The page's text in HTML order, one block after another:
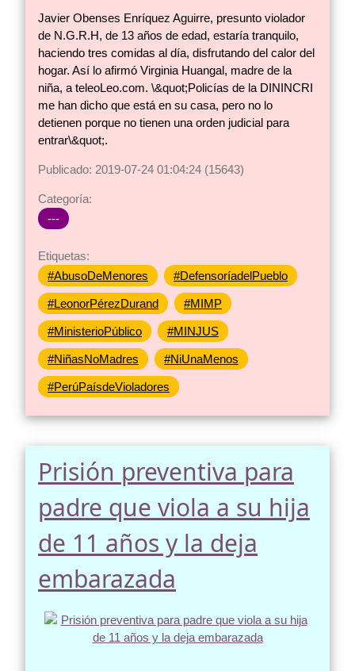
Javier Obenses Enríquez Aguirre, presunto violador
de N.G.R.H, de 13 años de edad, estaría tranquilo,
haciendo tres comidas al día, disfrutando del calor del
hogar. Así lo afirmó Virginia Huangal, madre de la
niña, a teleoLeo.com. \&quot;Policías de la DININCRI
me han dicho que está en su casa, pero no lo
detienen porque no tienen una orden judicial para
entrar\&quot;.
Publicado: 2019-07-24 01:04:24 (15643)
Categoría:
---
Etiquetas:
#AbusoDeMenores
#DefensoríadelPueblo
#LeonorPérezDurand #MIMP
#MinisterioPúblico #MINJUS
#NiñasNoMadres #NiUnaMenos
#PerúPaísdeVioladores
Prisión preventiva para
padre que viola a su hija
de 11 años y la deja
embarazada